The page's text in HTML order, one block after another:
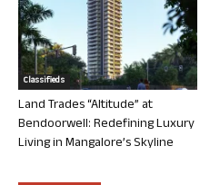
Classifieds
Land Trades “Altitude” at
Bendoorwell: Redefining Luxury
Living in Mangalore’s Skyline